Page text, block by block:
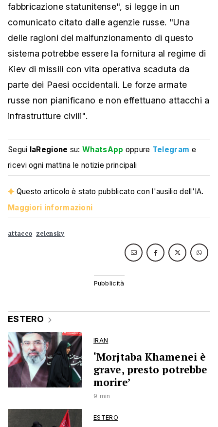
fabbricazione statunitense", si legge in un
comunicato citato dalle agenzie russe. "Una
delle ragioni del malfunzionamento di questo
sistema potrebbe essere la fornitura al regime di
Kiev di missili con vita operativa scaduta da
parte dei Paesi occidentali. Le forze armate
russe non pianificano e non effettuano attacchi a
infrastrutture civili".
Segui laRegione su:WhatsApp oppure Telegram e
ricevi ogni mattina le notizie principali
Questo articolo è stato pubblicato con l'ausilio dell'IA.
Maggiori informazioni
attacco zelensky
ESTERO
IRAN
‘Morjtaba Khamenei è
grave, presto potrebbe
morire’
9 min
ESTERO